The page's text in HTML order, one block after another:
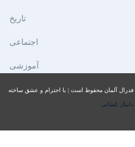
تاریخ
اجتماعی
آموزشی
آلمان محفوظ است | با احترام و عشق ساخته
دانیال کشانی